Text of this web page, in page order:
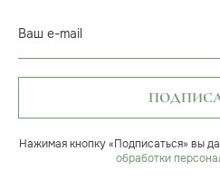
Ваш e-mail
Нажимая кнопку «Подписаться» вы
обработки